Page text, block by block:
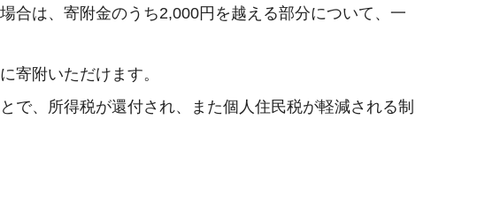
合は、寄附金のうち2,000円を越える部分について、一
寄附いただけます。
で、所得税が還付され、また個人住民税が軽減される制